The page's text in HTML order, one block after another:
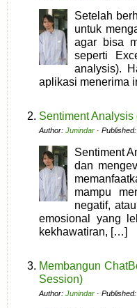
Setelah
untuk
agar bisa
seperti
analysis).
aplikasi menerima
Sentiment
Author: Junindar ·
Sentiment
dan
mampu
negatif,
emosional yang
kekhawatiran, […]
Membangun
Session)
Author: Junindar ·